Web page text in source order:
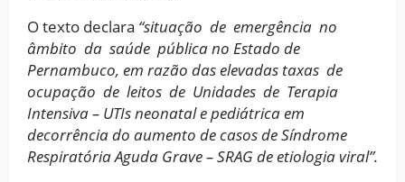
O texto declara “situação de emergência no
âmbito da saúde pública no Estado de
Pernambuco, em razão das elevadas taxas de
ocupação de leitos de Unidades de Terapia
Intensiva – UTIs neonatal e pediátrica em
decorrência do aumento de casos de Síndrome
Respiratória Aguda Grave – SRAG de etiologia viral”.